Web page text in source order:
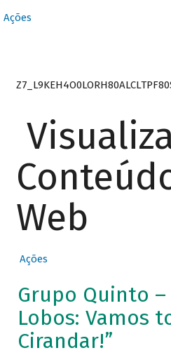
Ações
Web
Ações
Grupo Quinto –
Lobos: Vamos
Cirandar!”